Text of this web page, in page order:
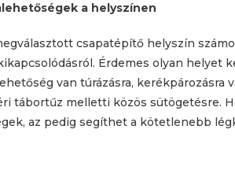
a helyszínen
csapatépítő helyszín
Érdemes olyan helyet
van túrázásra, kerékpározásra
tábortűz melletti közös sütögetésre.
az pedig segíthet a kötetlenebb